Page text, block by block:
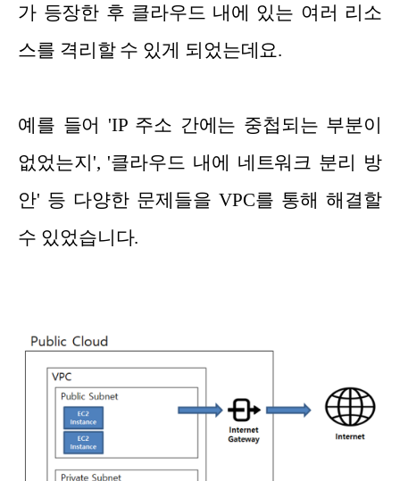
가 등장한 후 클라우드 내에 있는 여러 리소
스를 격리할 수 있게 되었는데요.
예를 들어 'IP 주소 간에는 중첩되는 부분이
없었는지', '클라우드 내에 네트워크 분리 방
안' 등 다양한 문제들을 VPC를 통해 해결할
수 있었습니다.